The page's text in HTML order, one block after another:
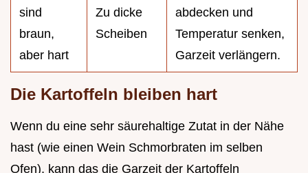
sind
braun,
aber hart
Zu dicke
Scheiben
abdecken und
Temperatur senken,
Garzeit verlängern.
Die Kartoffeln bleiben hart
Wenn du eine sehr säurehaltige Zutat in der Nähe
hast (wie einen Wein Schmorbraten im selben
Ofen), kann das die Garzeit der Kartoffeln